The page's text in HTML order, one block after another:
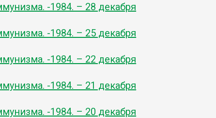
-1984. – 28 декабря
-1984. – 25 декабря
-1984. – 22 декабря
-1984. – 21 декабря
-1984. – 20 декабря